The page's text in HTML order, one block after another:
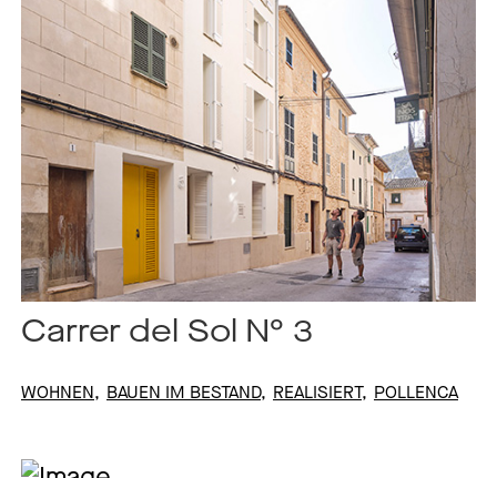
Carrer del Sol N° 3
WOHNEN BAUEN IM BESTAND REALISIERT POLLENCA